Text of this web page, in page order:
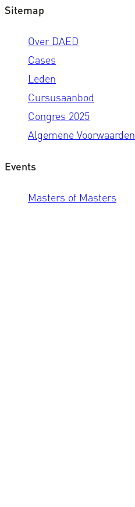
Sitemap
Over DAED
Cases
Leden
Cursusaanbod
Congres 2025
Algemene Voorwaarden
Events
Masters of Masters